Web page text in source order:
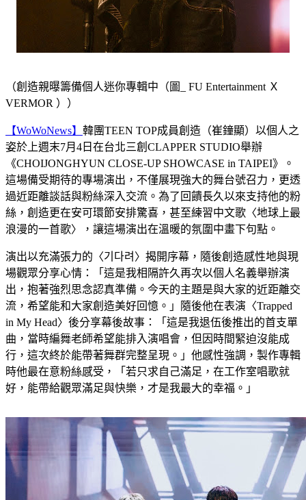
（創造親曝籌備個人迷你專輯中（圖_ FU Entertainment Ｘ
VERMOR ））
【WoWoNews】 韓團TEEN TOP成員創造（崔鐘顯）以個人之
姿於上週末7月4日在台北三創CLAPPER STUDIO舉辦
《CHOIJONGHYUN CLOSE-UP SHOWCASE in TAIPEI》。
這場備受期待的專場演出，不僅展現強大的舞台號召力，更透
過近距離談話與粉絲深入交流。為了回饋長久以來支持他的粉
絲，創造更在安可環節安排驚喜，甚至練習中文歌〈地球上最
浪漫的一首歌〉，讓這場演出在溫暖的氛圍中畫下句點。
演出以充滿張力的〈기다려〉揭開序幕，隨後創造感性地與現
場觀眾分享心情：「這是我相隔許久再次以個人名義舉辦演
出，抱著強烈思念認真準備。今天的主題是與大家的近距離交
流，希望能和大家創造美好回憶。」隨後他在表演〈Trapped
in My Head〉後分享幕後故事：「這是我退伍後推出的首支單
曲，當時編舞老師希望能排入演唱會，但因時間緊迫沒能成
行，這次終於能帶著舞群完整呈現。」他感性強調，製作專輯
時他最在意粉絲感受，「若只求自己滿足，在工作室唱歌就
好，能帶給觀眾滿足與快樂，才是我最大的幸福。」